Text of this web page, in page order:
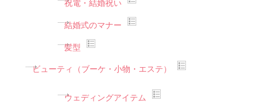
祝電・結婚祝い
結婚式のマナー
髪型
ビューティ（ブーケ・小物・エステ）
ウェディングアイテム